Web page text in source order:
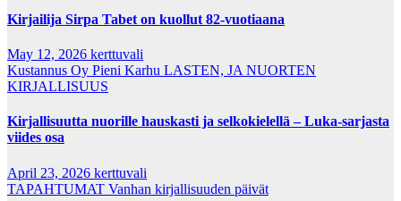
Kirjailija Sirpa Tabet on kuollut 82-vuotiaana
May 12, 2026 kerttuvali
Kustannus Oy Pieni Karhu LASTEN, JA NUORTEN
KIRJALLISUUS
Kirjallisuutta nuorille hauskasti ja selkokielellä – Luka-sarjasta
viides osa
April 23, 2026 kerttuvali
TAPAHTUMAT Vanhan kirjallisuuden päivät